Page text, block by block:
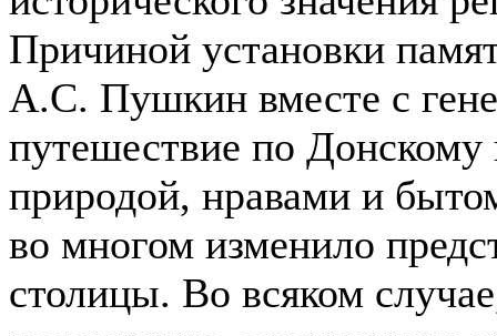
Причиной установки
А.С. Пушкин вместе с
путешествие по
природой, нравами и
во многом изменило
столицы. Во всяком